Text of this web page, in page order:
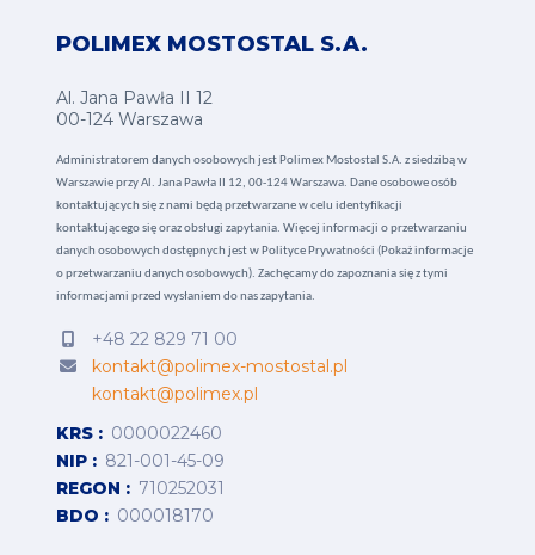
POLIMEX MOSTOSTAL S.A.
Al. Jana Pawła II 12
00-124 Warszawa
Administratorem danych osobowych jest Polimex Mostostal S.A. z siedzibą w
Warszawie przy Al. Jana Pawła II 12, 00-124 Warszawa. Dane osobowe osób
kontaktujących się z nami będą przetwarzane w celu identyfikacji
kontaktującego się oraz obsługi zapytania. Więcej informacji o przetwarzaniu
danych osobowych dostępnych jest w Polityce Prywatności (Pokaż informacje
o przetwarzaniu danych osobowych). Zachęcamy do zapoznania się z tymi
informacjami przed wysłaniem do nas zapytania.
+48 22 829 71 00
kontakt@polimex-mostostal.pl
kontakt@polimex.pl
KRS
0000022460
NIP
821-001-45-09
REGON
710252031
BDO
000018170